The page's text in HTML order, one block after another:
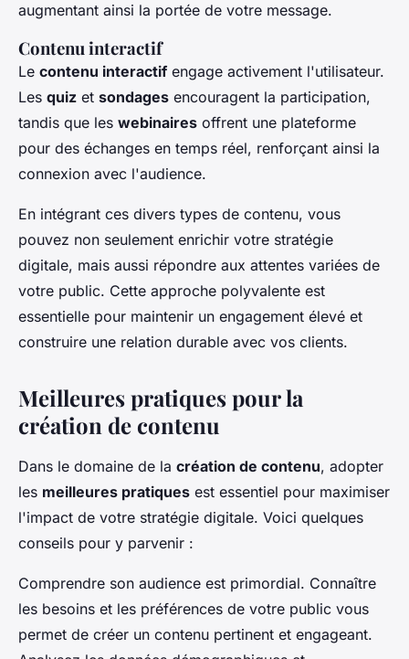
augmentant ainsi la portée de votre message.
Contenu interactif
Le contenu interactif engage activement l'utilisateur.
Les quiz et sondages encouragent la participation,
tandis que les webinaires offrent une plateforme
pour des échanges en temps réel, renforçant ainsi la
connexion avec l'audience.
En intégrant ces divers types de contenu, vous
pouvez non seulement enrichir votre stratégie
digitale, mais aussi répondre aux attentes variées de
votre public. Cette approche polyvalente est
essentielle pour maintenir un engagement élevé et
construire une relation durable avec vos clients.
Meilleures pratiques pour la
création de contenu
Dans le domaine de la création de contenu, adopter
les meilleures pratiques est essentiel pour maximiser
l'impact de votre stratégie digitale. Voici quelques
conseils pour y parvenir :
Comprendre son audience est primordial. Connaître
les besoins et les préférences de votre public vous
permet de créer un contenu pertinent et engageant.